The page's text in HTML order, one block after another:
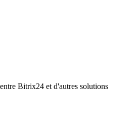
Bitrix24 et d'autres solutions